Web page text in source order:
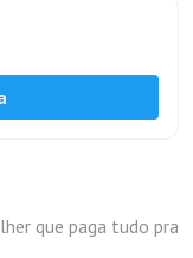
que paga tudo pra